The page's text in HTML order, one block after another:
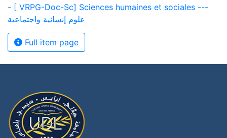
- [ VRPG-Doc-Sc] Sciences humaines et sociales ---
علوم إنسانية واجتماعية
Full item page